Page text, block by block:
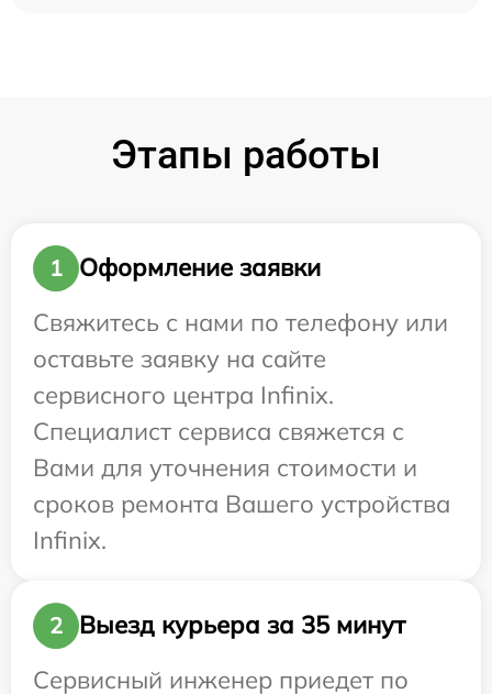
Этапы работы
1
Оформление заявки
Свяжитесь с нами по телефону или
оставьте заявку на сайте
сервисного центра Infinix.
Специалист сервиса свяжется с
Вами для уточнения стоимости и
сроков ремонта Вашего устройства
Infinix.
2
Выезд курьера за 35 минут
Сервисный инженер приедет по